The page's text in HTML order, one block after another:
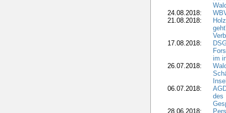
24.08.2018:
21.08.2018:
17.08.2018:
im
26.07.2018:
06.07.2018:
des
28.06.2018: